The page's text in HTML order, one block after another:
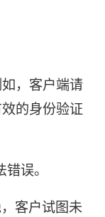
，客户端请
的身份验证
错误。
客户试图未